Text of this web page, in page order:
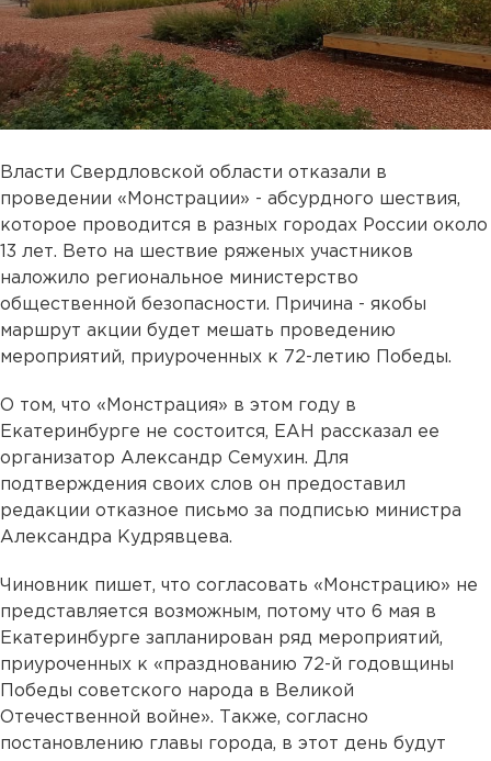
Власти Свердловской области отказали в
проведении «Монстрации» - абсурдного шествия,
которое проводится в разных городах России около
13 лет. Вето на шествие ряженых участников
наложило региональное министерство
общественной безопасности. Причина - якобы
маршрут акции будет мешать проведению
мероприятий, приуроченных к 72-летию Победы.
О том, что «Монстрация» в этом году в
Екатеринбурге не состоится, ЕАН рассказал ее
организатор Александр Семухин. Для
подтверждения своих слов он предоставил
редакции отказное письмо за подписью министра
Александра Кудрявцева.
Чиновник пишет, что согласовать «Монстрацию» не
представляется возможным, потому что 6 мая в
Екатеринбурге запланирован ряд мероприятий,
приуроченных к «празднованию 72-й годовщины
Победы советского народа в Великой
Отечественной войне». Также, согласно
постановлению главы города, в этот день будут